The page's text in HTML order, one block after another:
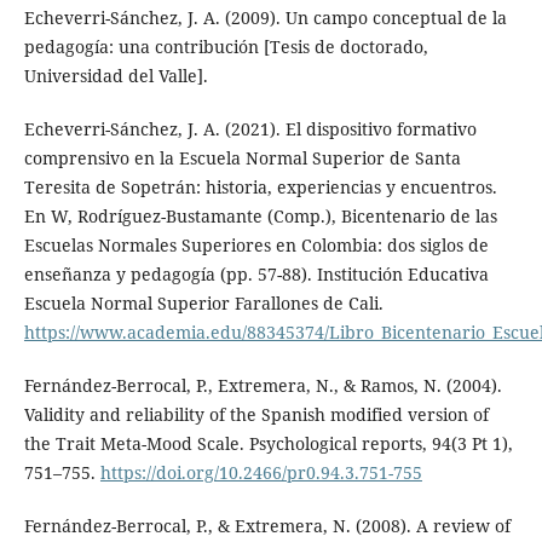
Echeverri-Sánchez, J. A. (2009). Un campo conceptual de la
pedagogía: una contribución [Tesis de doctorado,
Universidad del Valle].
Echeverri-Sánchez, J. A. (2021). El dispositivo formativo
comprensivo en la Escuela Normal Superior de Santa
Teresita de Sopetrán: historia, experiencias y encuentros.
En W, Rodríguez-Bustamante (Comp.), Bicentenario de las
Escuelas Normales Superiores en Colombia: dos siglos de
enseñanza y pedagogía (pp. 57-88). Institución Educativa
Escuela Normal Superior Farallones de Cali.
https://www.academia.edu/88345374/
Fernández-Berrocal, P., Extremera, N., & Ramos, N. (2004).
Validity and reliability of the Spanish modified version of
the Trait Meta-Mood Scale. Psychological reports, 94(3 Pt 1),
751–755. https://doi.org/10.2466/pr0.94.3.751-755
Fernández-Berrocal, P., & Extremera, N. (2008). A review of